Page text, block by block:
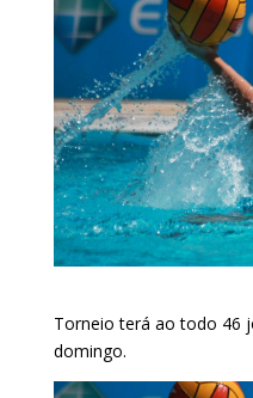
Torneio terá ao todo 46
domingo.